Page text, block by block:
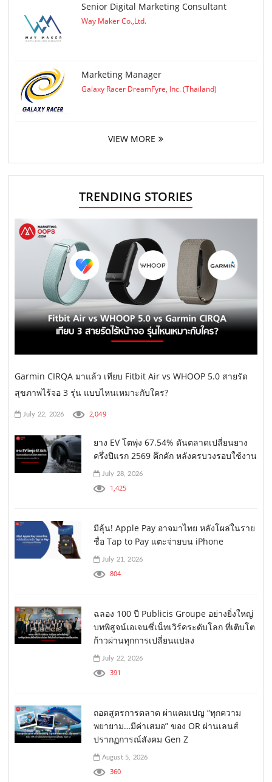
Senior Digital Marketing Consultant
Way Maker Co.,Ltd.
Marketing Manager
Galaxy Racer DreamFyre, Inc. (Thailand)
VIEW MORE
TRENDING STORIES
Garmin CIRQA มาแล้ว เทียบ Fitbit Air vs WHOOP 5.0 สายรัด
สุขภาพไร้จอ 3 รุ่น แบบไหนเหมาะกับใคร?
July 22, 2026 2,049
ยาง EV โตพุ่ง 67.54% ดันตลาดเปลี่ยนยาง
ครึ่งปีแรก 2569 คึกคัก หลังครบวงรอบใช้งาน
July 28, 2026
1,425
มีลุ้น! Apple Pay อาจมาไทย หลังโผล่ในราย
ชื่อ Tap to Pay แตะจ่ายบน iPhone
July 21, 2026
804
ฉลอง 100 ปี Publicis Groupe อย่างยิ่งใหญ่
บทพิสูจน์เอเจนซี่เน็ทเวิร์คระดับโลก ที่เติบโต
ก้าวผ่านทุกการเปลี่ยนแปลง
July 22, 2026
391
ถอดสูตรการตลาด ผ่าแคมเปญ “ทุกความ
พยายาม…มีค่าเสมอ” ของ OR ผ่านเลนส์
ปรากฏการณ์สังคม Gen Z
August 5, 2026
360